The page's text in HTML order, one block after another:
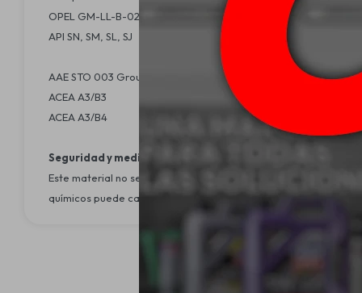
OPEL GM-LL-B-025
API SN, SM, SL, SJ
AAE STO 003 Group B6
ACEA A3/B3
ACEA A3/B4
Seguridad y medio ambiente:
Este material no se debería usar para ningún otro propósito
químicos puede causar riesgos potenciales para la salud de